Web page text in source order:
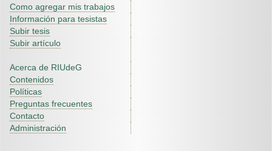
Como agregar mis trabajos
Información para tesistas
Subir tesis
Subir artículo
Acerca de RIUdeG
Contenidos
Políticas
Preguntas frecuentes
Contacto
Administración